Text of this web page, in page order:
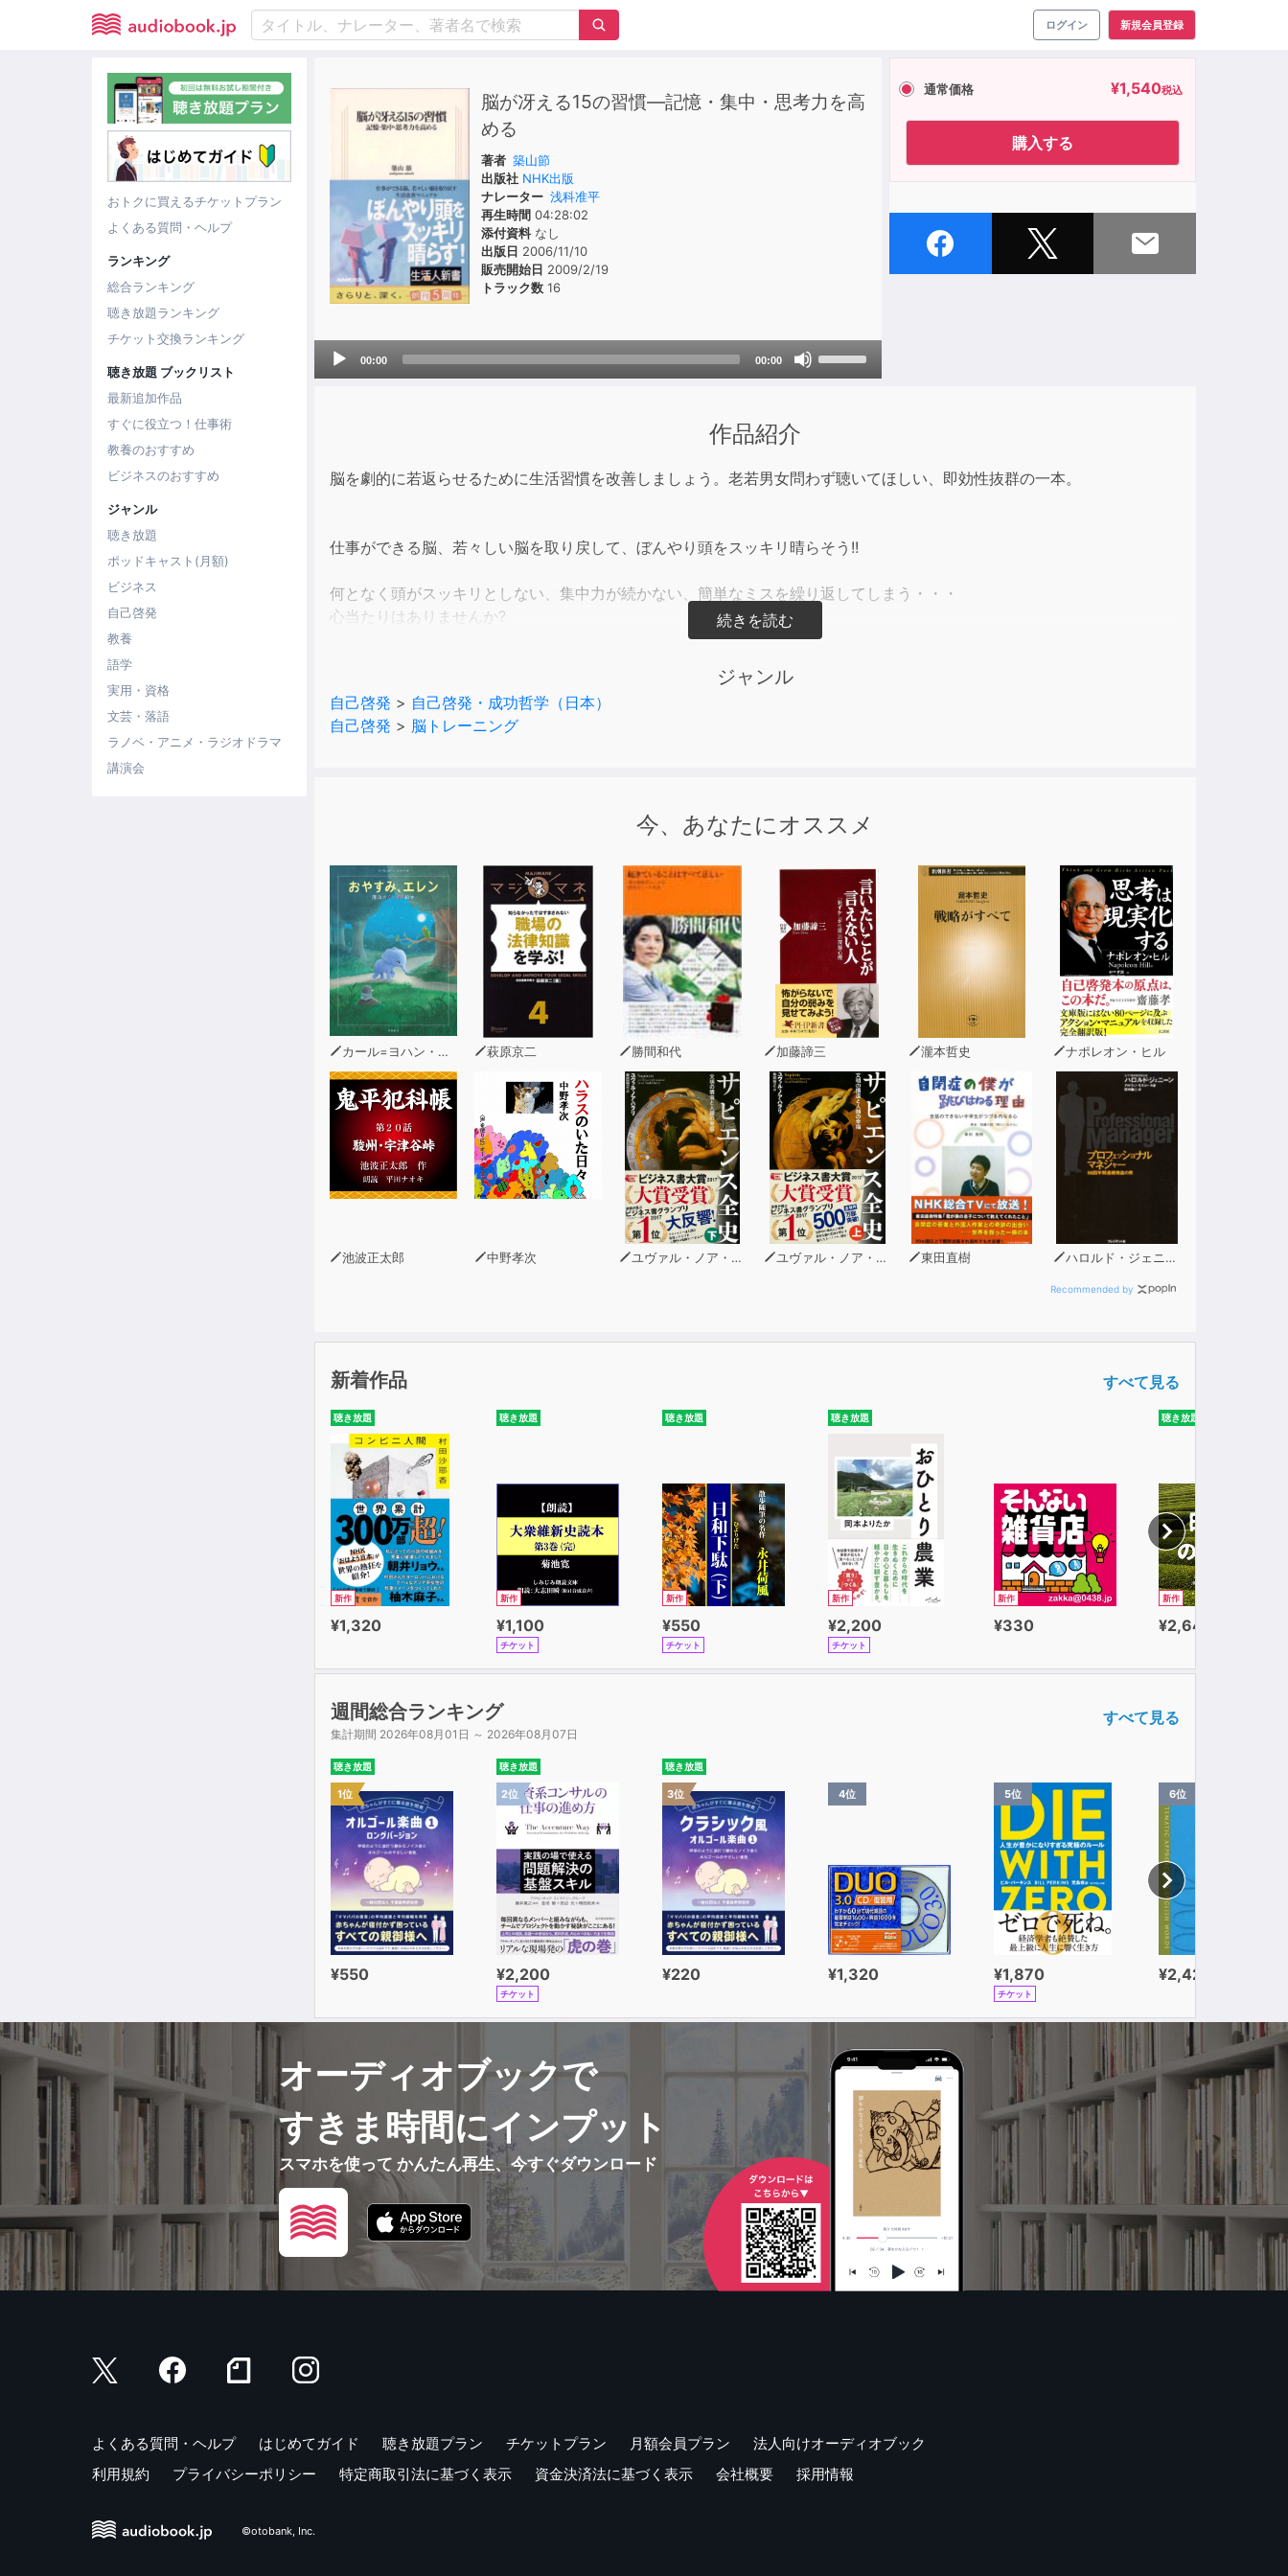
ログイン 新規会員登録
おトクに買えるチケットプラン
よくある質問・ヘルプ
ランキング
総合ランキング
聴き放題ランキング
チケット交換ランキング
聴き放題 ブックリスト
最新追加作品
すぐに役立つ！仕事術
教養のおすすめ
ビジネスのおすすめ
ジャンル
聴き放題
ポッドキャスト(月額)
ビジネス
自己啓発
教養
語学
実用・資格
文芸・落語
ラノベ・アニメ・ラジオドラマ
講演会
脳が冴える15の習慣―記憶・集中・思考力を高
める
著者 築山節
出版社 NHK出版
ナレーター 浅科准平
再生時間 04:28:02
添付資料なし
出版日 2006/11/10
販売開始日 2009/2/19
トラック数 16
Audio
Player
00:00 00:00
or
通常価格 ¥1,540税込
購入する
作品紹介
脳を劇的に若返らせるために生活習慣を改善しましょう。老若男女問わず聴いてほしい、即効性抜群の一本。
仕事ができる脳、若々しい脳を取り戻して、ぼんやり頭をスッキリ晴らそう!!
何となく頭がスッキリとしない、集中力が続かない、簡単なミスを繰り返してしまう・・・
心当たりはありませんか?
脳神経外科医として多くの患者と接してきた著者が、誰にでもわかりやすく、すぐに実行できる効果的な習慣を紹介してい
ます。
専門用語を使っていないので、すんなり理解できるでしょう。
豊かな人生には脳の健康は欠かせません。「老化への予防」から「ビジネスに役立つ発想力の強化」まで、15の習慣で充実
した生活を手に入れましょう!
ジャンル
自己啓発 > 自己啓発・成功哲学（日本）
自己啓発 > 脳トレーニング
今、あなたにオススメ
カール=ヨハン・エリーン（著） 萩原京二 勝間和代 加藤諦三 瀧本哲史 ナポレオン・ヒル
池波正太郎 中野孝次 ユヴァル・ノア・ハラリ ユヴァル・ノア・ハラリ 東田直樹 ハロルド・ジェニーン（著）
Recommended by
新着作品 すべて見る
聴き放題
新作
¥1,320
聴き放題
新作
¥1,100
チケット
聴き放題
新作
¥550
チケット
聴き放題
新作
¥2,200
チケット
新作
¥330
聴き放題
新作
¥2,640
週間総合ランキング
集計期間 2026年08月01日 ～ 2026年08月07日
すべて見る
聴き放題
1位
¥550
聴き放題
2位
¥2,200
チケット
聴き放題
3位
¥220
4位
¥1,320
5位
¥1,870
チケット
6位
¥2,420
オーディオブックで
すきま時間にインプット
スマホを使って かんたん再生、今すぐダウンロード
よくある質問・ヘルプ はじめてガイド 聴き放題プラン チケットプラン 月額会員プラン
法人向けオーディオブック
利用規約
プライバシーポリシー 特定商取引法に基づく表示 資金決済法に基づく表示 会社概要 採用情報
©otobank, Inc.